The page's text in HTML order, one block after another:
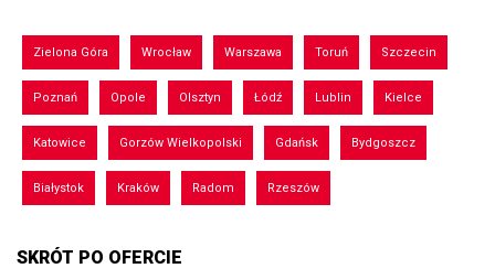
Zielona Góra Wrocław Warszawa Toruń Szczecin
Poznań Opole Olsztyn Łódź Lublin Kielce
Katowice Gorzów Wielkopolski Gdańsk Bydgoszcz
Białystok Kraków Radom Rzeszów
SKRÓT PO OFERCIE